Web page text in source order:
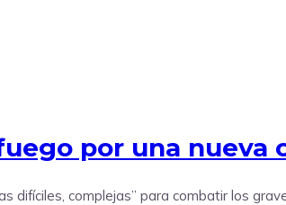
por una nueva
difíciles, complejas” para combatir los